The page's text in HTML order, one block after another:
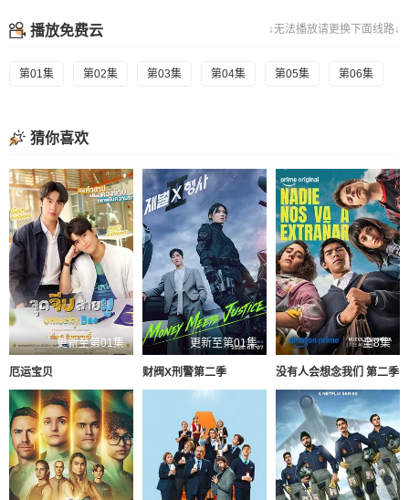
↓无法播放请更换下面线路↓
播放免费云
第01集 第02集 第03集 第04集 第05集 第06集
猜你喜欢
更新至第01集
厄运宝贝
更新至第01集
财阀X刑警第二季
全8集
没有人会想念我们 第二季